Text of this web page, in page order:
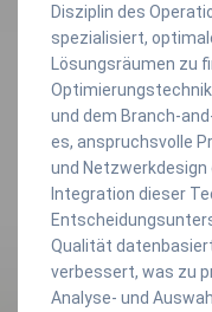
Disziplin des
spezialisiert,
Lösungsräumen zu
und dem Branch-
es, anspruchsvolle
und
Integration dieser
Qualität
verbessert, was zu
Analyse- und